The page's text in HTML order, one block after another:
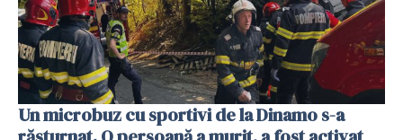
Un microbuz cu sportivi de la Dinamo s-a